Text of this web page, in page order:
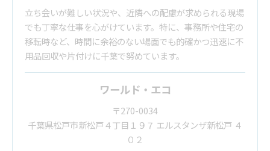
立ち会いが難しい状況や、近隣への配慮が求められる現場
でも丁寧な仕事を心がけています。特に、事務所や住宅の
移転時など、時間に余裕のない場面でも的確かつ迅速に不
用品回収や片付けに千葉で努めています。
ワールド・エコ
〒270-0034
千葉県松戸市新松戸４丁目１９７ エルスタンザ新松戸 ４
０２